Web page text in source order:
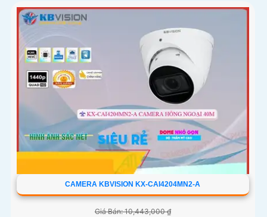
CAMERA KBVISION KX-CAI4204MN2-A
Giá Bán: 10,443,000 ₫